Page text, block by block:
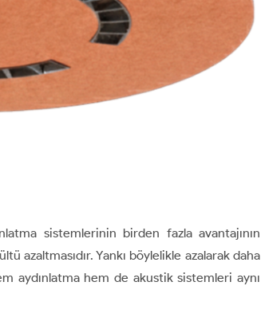
sistemlerinin birden fazla avantajının
azaltmasıdır. Yankı böylelikle azalarak daha
aydınlatma hem de akustik sistemleri aynı